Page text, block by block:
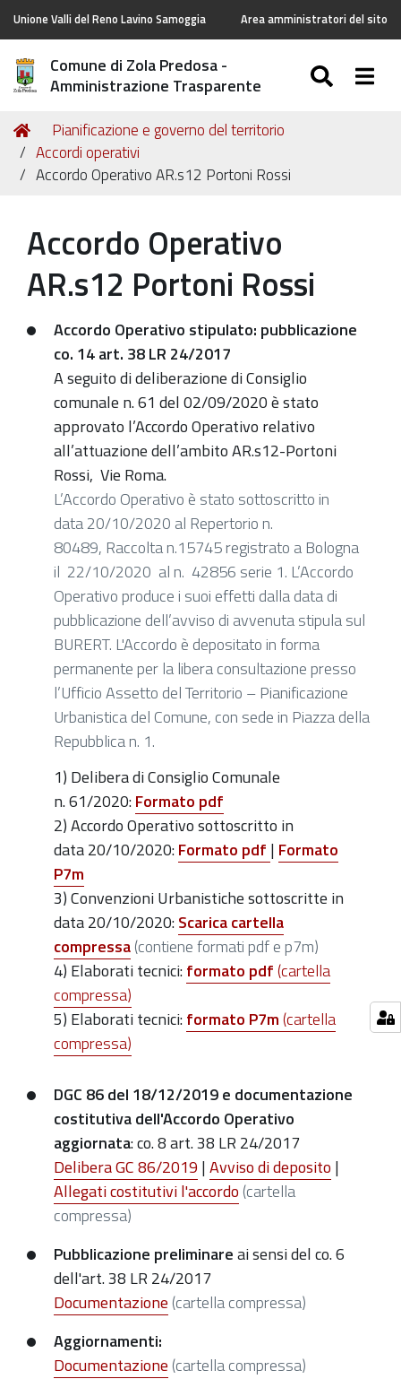
Unione Valli del Reno Lavino Samoggia Area amministratori del sito
Comune di Zola Predosa -
Amministrazione Trasparente
Tu
sei
qui:
Home
Pianificazione e governo del territorio
Accordi operativi
Accordo Operativo AR.s12 Portoni Rossi
Accordo Operativo
AR.s12 Portoni Rossi
Accordo Operativo stipulato: pubblicazione
co. 14 art. 38 LR 24/2017
A seguito di deliberazione di Consiglio
comunale n.61 del 02/09/2020è stato
approvato l’Accordo Operativo relativo
all’attuazione dell’ambito AR.s12-Portoni
Rossi, Vie Roma.
L’Accordo Operativo è stato sottoscritto in
data20/10/2020 al Repertorio n.
80489, Raccolta n.15745 registrato a Bologna
il 22/10/2020 al n. 42856 serie 1. L’Accordo
Operativo produce i suoi effetti dalla data di
pubblicazione dell’avviso di avvenuta stipula sul
BURERT. L'Accordo è depositato in forma
permanente per la libera consultazione presso
l’Ufficio Assetto del Territorio – Pianificazione
Urbanistica del Comune, con sede in Piazza della
Repubblica n. 1.
1) Delibera di Consiglio Comunale
n.61/2020:Formato pdf
2) Accordo Operativo sottoscritto in
data20/10/2020:Formato pdf | Formato
P7m
3) ConvenzioniUrbanistichesottoscritte in
data20/10/2020:Scarica cartella
compressa(contiene formati pdf e p7m)
4) Elaborati tecnici:formato pdf(cartella
compressa)
5) Elaborati tecnici:formato P7m(cartella
compressa)
DGC 86 del 18/12/2019 e documentazione
costitutiva dell'Accordo Operativo
aggiornata: co. 8 art. 38 LR 24/2017
Delibera GC 86/2019 |Avviso di deposito |
Allegati costitutivi l'accordo (cartella
compressa)
Pubblicazione preliminareai sensi del co. 6
dell'art. 38 LR 24/2017
Documentazione (cartella compressa)
Aggiornamenti:
Documentazione (cartella compressa)